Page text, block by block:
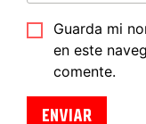
Guarda mi
en este
comente.